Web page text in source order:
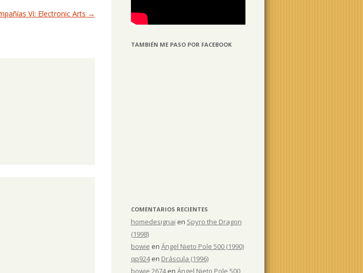
VI: Electronic Arts →
TAMBIÉN ME PASO POR FACEBOOK
COMENTARIOS RECIENTES
homedesignai en Spyro the Dragon
(1998)
bowie en Ángel Nieto Pole 500 (1990)
qp924en Dráscula (1996)
bowie 2674en Ángel Nieto Pole 500